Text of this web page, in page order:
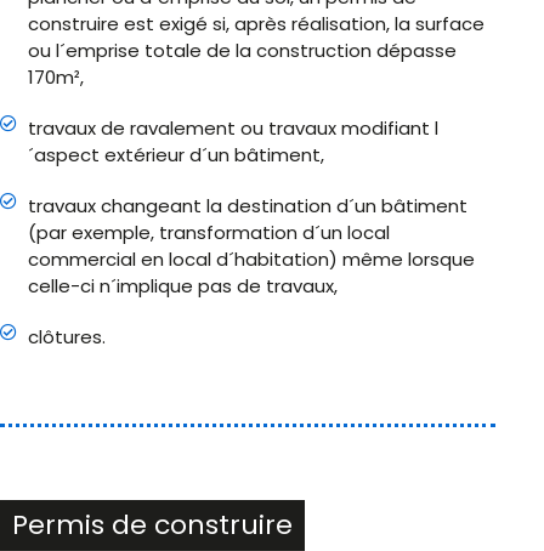
construire est exigé si, après réalisation, la surface
ou l´emprise totale de la construction dépasse
170m²,
travaux de ravalement ou travaux modifiant l
´aspect extérieur d´un bâtiment,
travaux changeant la destination d´un bâtiment
(par exemple, transformation d´un local
commercial en local d´habitation) même lorsque
celle-ci n´implique pas de travaux,
clôtures.
Permis de construire